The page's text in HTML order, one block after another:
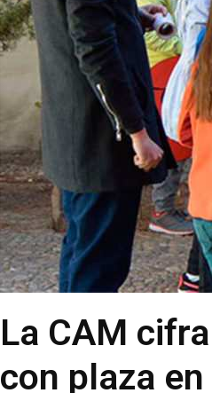
La CAM
con plaza